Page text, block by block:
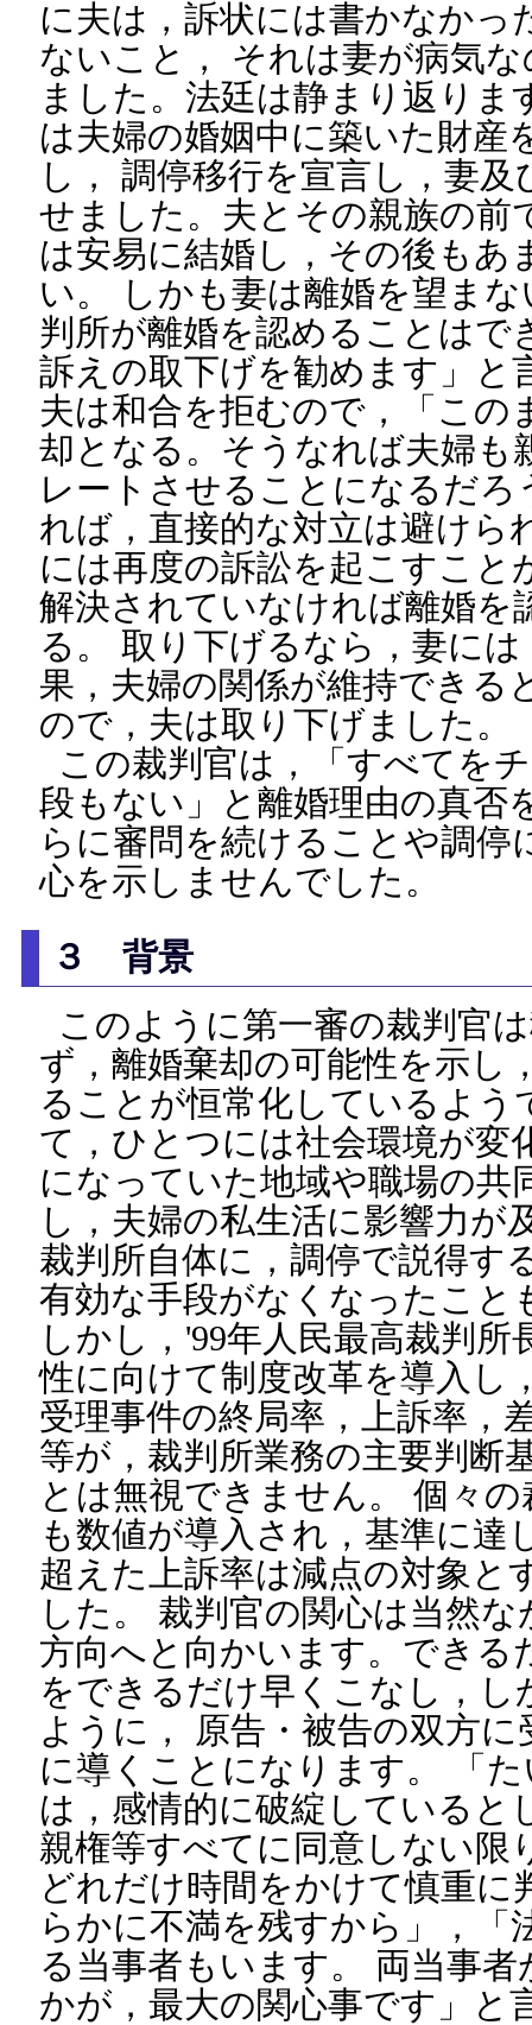
に夫は，訴状には書かなかっ
ないこと， それは妻が病気
ました。法廷は静まり返りま
は夫婦の婚姻中に築いた財産
し， 調停移行を宣言し，妻
せました。夫とその親族の前
は安易に結婚し，その後もあ
い。 しかも妻は離婚を望ま
判所が離婚を認めることはで
訴えの取下げを勧めます」と
夫は和合を拒むので，「この
却となる。そうなれば夫婦も
レートさせることになるだろ
れば，直接的な対立は避けら
には再度の訴訟を起こすこと
解決されていなければ離婚を
る。 取り下げるなら，妻に
果，夫婦の関係が維持できる
ので，夫は取り下げました。
この裁判官は，「すべてを
段もない」と離婚理由の真否
らに審問を続けることや調停
心を示しませんでした。
３ 背景
このように第一審の裁判官
ず，離婚棄却の可能性を示し
ることが恒常化しているよう
て，ひとつには社会環境が変
になっていた地域や職場の共
し，夫婦の私生活に影響力が
裁判所自体に，調停で説得す
有効な手段がなくなったこと
しかし，'99年人民最高裁判
性に向けて制度改革を導入し
受理事件の終局率，上訴率，
等が，裁判所業務の主要判断
とは無視できません。 個々
も数値が導入され，基準に達
超えた上訴率は減点の対象と
した。 裁判官の関心は当然
方向へと向かいます。できる
をできるだけ早くこなし，し
ように， 原告・被告の双方
に導くことになります。 「
は，感情的に破綻していると
親権等すべてに同意しない限
どれだけ時間をかけて慎重に
らかに不満を残すから」，「
る当事者もいます。 両当事
かが，最大の関心事です」と